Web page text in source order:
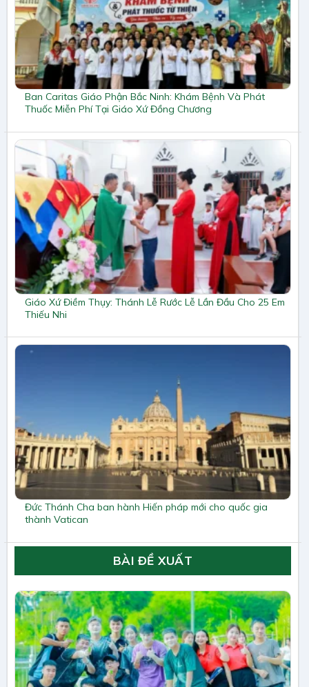
Ban Caritas Giáo Phận Bắc Ninh: Khám Bệnh Và Phát
Thuốc Miễn Phí Tại Giáo Xứ Đồng Chương
Giáo Xứ Điềm Thụy: Thánh Lễ Rước Lễ Lần Đầu Cho 25 Em
Thiếu Nhi
Đức Thánh Cha ban hành Hiến pháp mới cho quốc gia
thành Vatican
BÀI ĐỀ XUẤT